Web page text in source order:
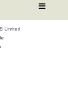
Limited